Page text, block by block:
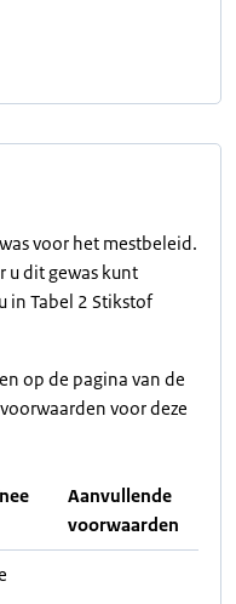
voor het mestbeleid.
u dit gewas kunt
in Tabel 2 Stikstof
op de pagina van de
voor deze
Aanvullende
voorwaarden